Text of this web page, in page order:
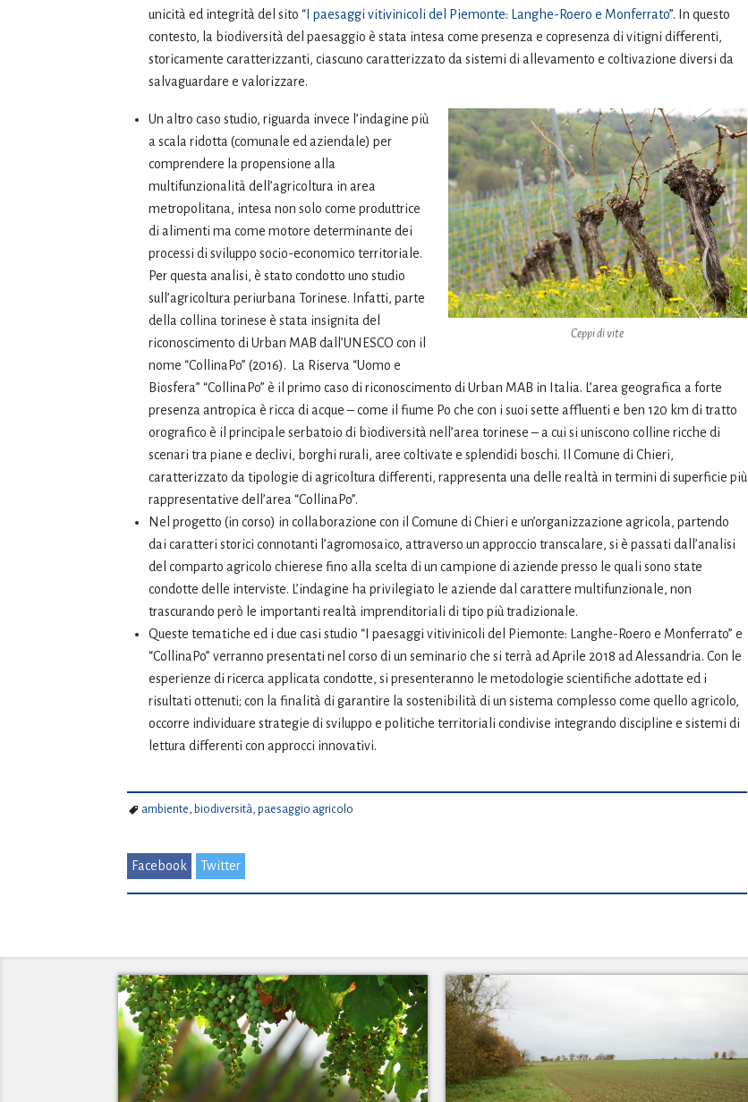
unicità ed integrità del sito “ I paesaggi vitivinicoli del Piemonte: Langhe-Roero e Monferrato”. In questo
contesto, la biodiversità del paesaggio è stata intesa come presenza e copresenza di vitigni differenti,
storicamente caratterizzanti, ciascuno caratterizzato da sistemi di allevamento e coltivazione diversi da
salvaguardare e valorizzare.
Ceppi di vite
Un altro caso studio, riguarda invece l’indagine più
a scala ridotta (comunale ed aziendale) per
comprendere la propensione alla
multifunzionalità dell’agricoltura in area
metropolitana, intesa non solo come produttrice
di alimenti ma come motore determinante dei
processi di sviluppo socio-economico territoriale.
Per questa analisi, è stato condotto uno studio
sull’agricoltura periurbana Torinese. Infatti, parte
della collina torinese è stata insignita del
riconoscimento di Urban MAB dall’UNESCO con il
nome “CollinaPo” (2016). La Riserva “Uomo e
Biosfera” “CollinaPo” è il primo caso di riconoscimento di Urban MAB in Italia. L’area geografica a forte
presenza antropica è ricca di acque – come il fiume Po che con i suoi sette affluenti e ben 120 km di tratto
orografico è il principale serbatoio di biodiversità nell’area torinese – a cui si uniscono colline ricche di
scenari tra piane e declivi, borghi rurali, aree coltivate e splendidi boschi. Il Comune di Chieri,
caratterizzato da tipologie di agricoltura differenti, rappresenta una delle realtà in termini di superficie più
rappresentative dell’area “CollinaPo”.
Nel progetto (in corso) in collaborazione con il Comune di Chieri e un’organizzazione agricola, partendo
dai caratteri storici connotanti l’agromosaico, attraverso un approccio transcalare, si è passati dall’analisi
del comparto agricolo chierese fino alla scelta di un campione di aziende presso le quali sono state
condotte delle interviste. L’indagine ha privilegiato le aziende dal carattere multifunzionale, non
trascurando però le importanti realtà imprenditoriali di tipo più tradizionale.
Queste tematiche ed i due casi studio “I paesaggi vitivinicoli del Piemonte: Langhe-Roero e Monferrato” e
“CollinaPo” verranno presentati nel corso di un seminario che si terrà ad Aprile 2018 ad Alessandria. Con le
esperienze di ricerca applicata condotte, si presenteranno le metodologie scientifiche adottate ed i
risultati ottenuti; con la finalità di garantire la sostenibilità di un sistema complesso come quello agricolo,
occorre individuare strategie di sviluppo e politiche territoriali condivise integrando discipline e sistemi di
lettura differenti con approcci innovativi.
ambiente, biodiversità, paesaggio agricolo
Facebook Twitter